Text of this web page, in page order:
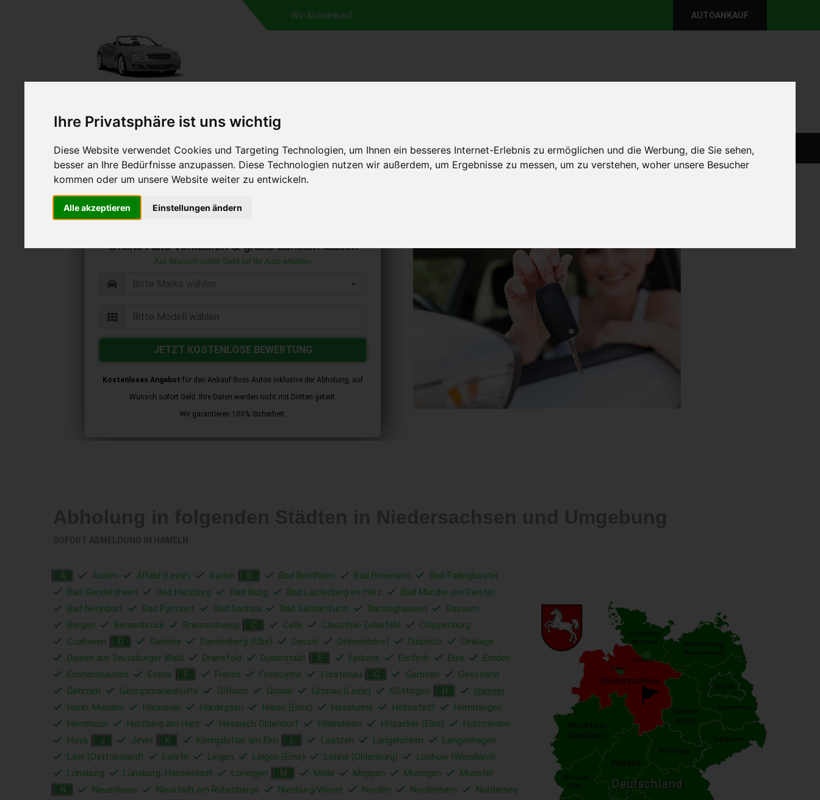
Ihre Privatsphäre ist uns wichtig
Diese Website verwendet Cookies und Targeting Technologien, um Ihnen ein besseres Internet-Erlebnis zu ermöglichen und die Werbung, die Sie sehen,
besser an Ihre Bedürfnisse anzupassen. Diese Technologien nutzen wir außerdem, um Ergebnisse zu messen, um zu verstehen, woher unsere Besucher
kommen oder um unsere Website weiter zu entwickeln.
Alle akzeptieren Einstellungen ändern
Wo-Autoankauf AUTOANKAUF
HOME AUTOANKAUF EUROPAWEIT DEFEKT AUTOANKAUF AUTOANKAUF
Autoankauf in Hameln Niedersachsen
Online Auto verkaufen & gratis abholen lassen
Auf Wunsch sofort Geld für Ihr Auto erhalten
JETZT KOSTENLOSE BEWERTUNG
Kostenloses Angebot für den Ankauf Ihres Autos inklusive der Abholung, auf
Wunsch sofort Geld. Ihre Daten werden nicht mit Dritten geteilt.
Wir garantieren 100% Sicherheit.
A Achim Alfeld (Leine) Aurich B Bad Bentheim Bad Bevensen
Bad Fallingbostel
Bad Gandersheim
Bad Harzburg Bad Iburg Bad Lauterberg im Harz
Bad Münder am Deister
Bad Nenndorf
Bad Pyrmont Bad Sachsa Bad Salzdetfurth Barsinghausen
Bassum
Bergen
Bersenbrück Braunschweig C Celle Clausthal-Zellerfeld
Cloppenburg
Cuxhaven
D Damme Dannenberg (Elbe) Dassel Delmenhorst Diepholz
Dinklage
Dissen am Teutoburger Wald
Dransfeld Duderstadt E Einbeck Elsfleth Elze
Emden
Eschershausen
Esens F Freren Friesoythe Fürstenau G Garbsen
Geestland
Gehrden
Georgsmarienhütte Gifhorn Goslar Gronau (Leine) Göttingen H
Hameln
Hann. Münden
Hannover Hardegsen Haren (Ems) Haselünne Helmstedt
Hemmingen
Hemmoor
Herzberg am Harz Hessisch Oldendorf Hildesheim Hitzacker (Elbe)
Holzminden
Hoya
J Jever K Königslutter am Elm Laatzen Langelsheim
Langenhagen
Leer (Ostfriesland)
Lehrte Lingen Lingen (Ems) Lohne (Oldenburg)
Lüchow (Wendland)
Lüneburg
Lüneburg, Hansestadt Löningen M Melle Meppen Moringen Munster
N Neuenhaus Neustadt am Rübenberge Nienburg/Weser Norden Nordenham
Norderney